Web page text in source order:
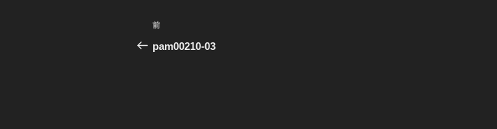
投
稿
前
の
前
pam00210-03